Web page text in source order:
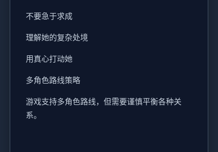
不要急于求成
理解她的复杂处境
用真心打动她
多角色路线策略
游戏支持多角色路线，但需要谨慎平衡各种关
系。